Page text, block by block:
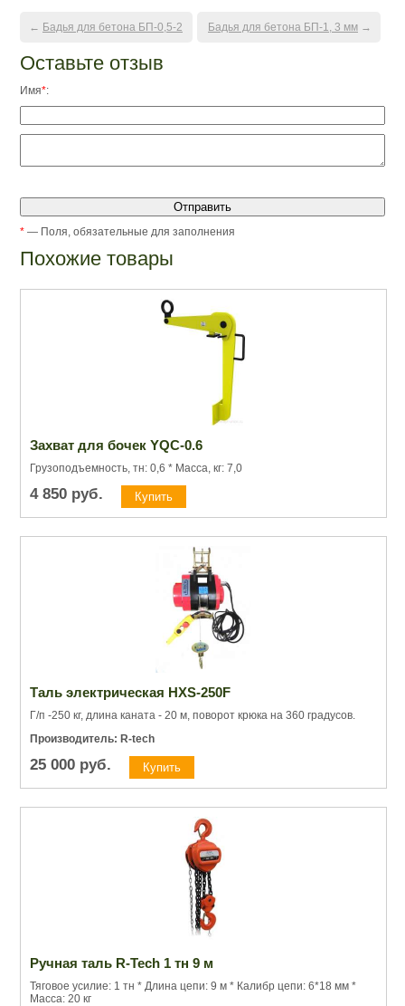
← Бадья для бетона БП-0,5-2 Бадья для бетона БП-1, 3 мм →
Оставьте отзыв
Имя*:
* — Поля, обязательные для заполнения
Похожие товары
Захват для бочек YQC-0.6
Грузоподъемность, тн: 0,6 * Масса, кг: 7,0
4 850 руб.
Таль электрическая HXS-250F
Г/п -250 кг, длина каната - 20 м, поворот крюка на 360 градусов.
Производитель: R-tech
25 000 руб.
Ручная таль R-Tech 1 тн 9 м
Тяговое усилие: 1 тн * Длина цепи: 9 м * Калибр цепи: 6*18 мм *
Масса: 20 кг